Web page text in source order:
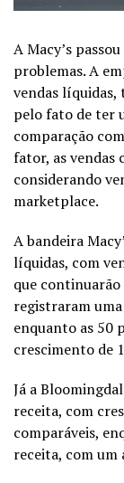
A Macy’s
problemas. A
vendas líquidas,
pelo fato de ter
comparação
fator, as vendas
considerando
marketplace.
A bandeira
líquidas, com
que continuarão
registraram uma
enquanto as 50
crescimento de
Já a
receita, com
comparáveis,
receita, com um